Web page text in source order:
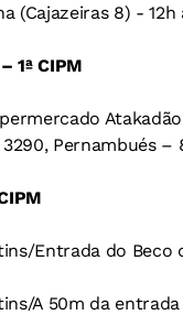
(Cajazeiras 8) - 12h
1ª CIPM
Atakadão
Pernambués –
Entrada do Beco
A 50m da